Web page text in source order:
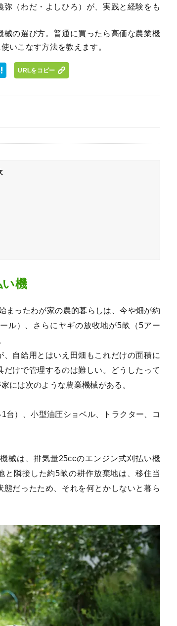
（わだ・よしひろ）が、実践と経験をも
の選び方。普通に買ったら高価な農業機
いこなす方法を教えます。
URLをコピー
い機
まったわが家の農的暮らしは、今や畑が約
ル）、さらにヤギの放牧地が5畝（5アー
自給用とはいえ田畑もこれだけの面積に
けで管理するのは難しい。どうしたって
には次のような農業機械がある。
台）、小型油圧ショベル、トラクター、コ
械は、排気量25ccのエンジン式刈払い機
隣接した約5畝の耕作放棄地は、移住当
だったため、それを何とかしないと暮ら